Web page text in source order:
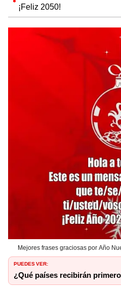
¡Feliz 2050!
Mejores frases graciosas por Año
PUEDES VER:
¿Qué países recibirán